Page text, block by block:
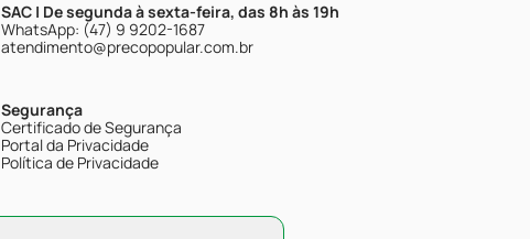
SAC | De segunda à sexta-feira, das 8h às 19h
WhatsApp: (47) 9 9202-1687
atendimento@precopopular.com.br
Segurança
Certificado de Segurança
Portal da Privacidade
Política de Privacidade